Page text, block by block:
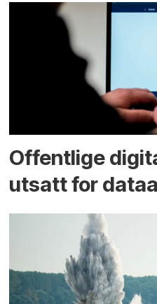
Offentlige
utsatt for